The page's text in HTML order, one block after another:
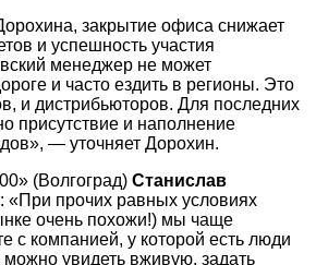
закрытие офиса снижает
и успешность участия
менеджер не может
и часто ездить в регионы. Это
и дистрибьюторов. Для последних
присутствие и наполнение
— уточняет Дорохин.
(Волгоград) Станислав
«При прочих равных условиях
очень похожи!) мы чаще
с компанией, у которой есть люди
можно увидеть вживую, задать